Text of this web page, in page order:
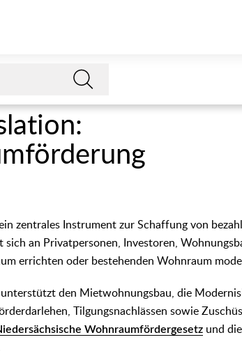
zentrales Instrument zur Schaffung von
an Privatpersonen, Investoren,
errichten oder bestehenden Wohnraum
unterstützt den Mietwohnungsbau, die
Tilgungsnachlässen sowie
Wohnraumfördergesetz und die